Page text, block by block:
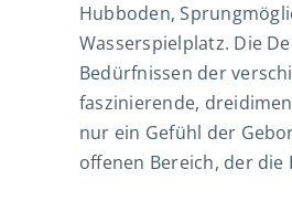
Hubboden,
Wasserspielplatz. Die
Bedürfnissen der
faszinierende,
nur ein Gefühl der
offenen Bereich, der